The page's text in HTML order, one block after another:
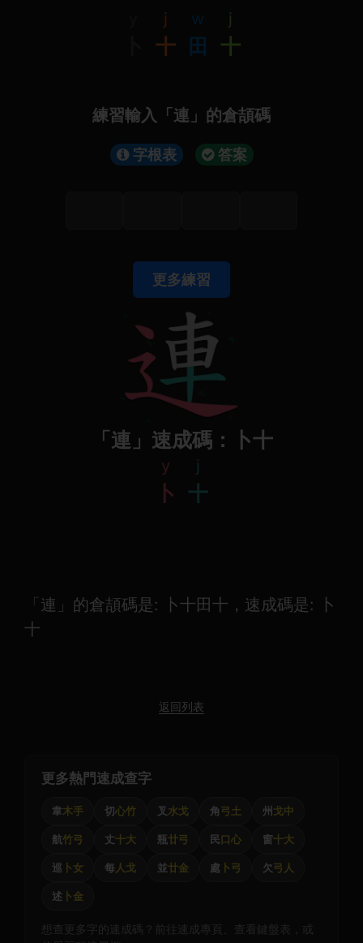
j
十
w
田
j
十
練習輸入「連」的倉頡碼
字根表 答案
更多練習
「連」速成碼：卜十
y
卜
j
十
「連」的倉頡碼是: 卜十田十，速成碼是: 卜
十
返回列表
更多熱門速成查字
韋木手 切心竹 叉 水戈 角弓土 州 戈中
航竹弓 丈十大 瓶廿弓 民口心 窗十大
巡 卜女 每人戈 並廿金 處 卜弓 欠弓人
述 卜金
想查更多字的速成碼？前往速成專頁、查看鍵盤表，或